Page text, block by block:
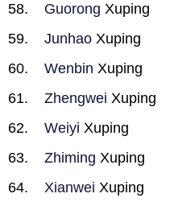
Guorong Xuping
Junhao Xuping
Wenbin Xuping
Zhengwei Xuping
Weiyi Xuping
Zhiming Xuping
Xianwei Xuping